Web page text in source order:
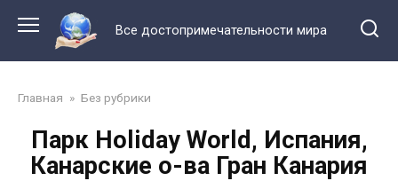
контенту
Все достопримечательности мира
Главная » Без рубрики
Парк Holiday World, Испания,
Канарские о-ва Гран Канария